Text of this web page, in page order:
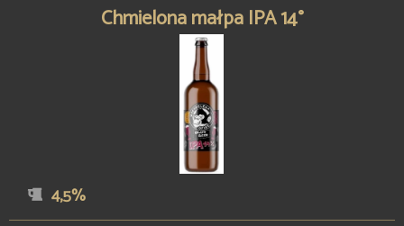
Chmielona małpa IPA 14°
4,5%